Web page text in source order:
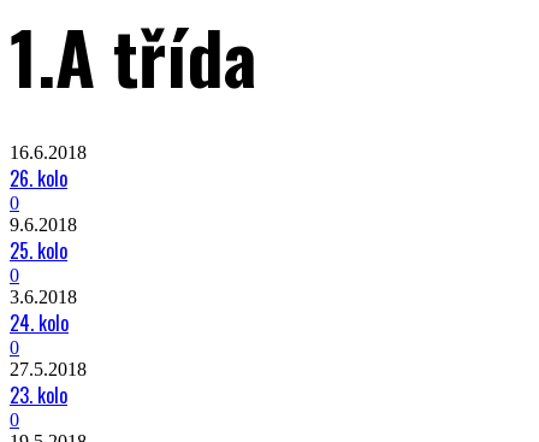
1.A třída
16.6.2018
26. kolo
0
9.6.2018
25. kolo
0
3.6.2018
24. kolo
0
27.5.2018
23. kolo
0